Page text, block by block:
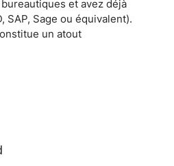
et avez déjà
SAP, Sage ou équivalent).
un atout